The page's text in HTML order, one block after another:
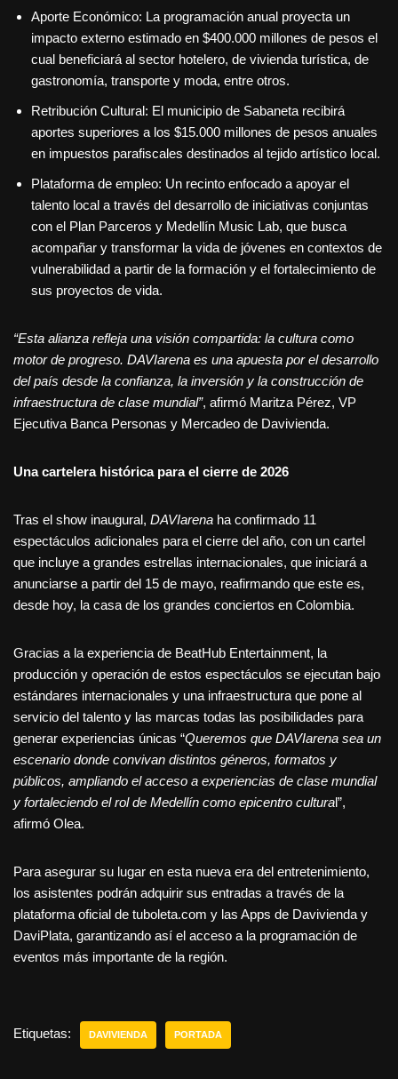
Aporte Económico: La programación anual proyecta un
impacto externo estimado en $400.000 millones de pesos el
cual beneficiará al sector hotelero, de vivienda turística, de
gastronomía, transporte y moda, entre otros.
Retribución Cultural: El municipio de Sabaneta recibirá
aportes superiores a los $15.000 millones de pesos anuales
en impuestos parafiscales destinados al tejido artístico local.
Plataforma de empleo: Un recinto enfocado a apoyar el
talento local a través del desarrollo de iniciativas conjuntas
con el Plan Parceros y Medellín Music Lab, que busca
acompañar y transformar la vida de jóvenes en contextos de
vulnerabilidad a partir de la formación y el fortalecimiento de
sus proyectos de vida.
“Esta alianza refleja una visión compartida: la cultura como
motor de progreso. DAVIarena es una apuesta por el desarrollo
del país desde la confianza, la inversión y la construcción de
infraestructura de clase mundial”, afirmó Maritza Pérez, VP
Ejecutiva Banca Personas y Mercadeo de Davivienda.
Una cartelera histórica para el cierre de 2026
Tras el show inaugural, DAVIarena ha confirmado 11
espectáculos adicionales para el cierre del año, con un cartel
que incluye a grandes estrellas internacionales, que iniciará a
anunciarse a partir del 15 de mayo, reafirmando que este es,
desde hoy, la casa de los grandes conciertos en Colombia.
Gracias a la experiencia de BeatHub Entertainment, la
producción y operación de estos espectáculos se ejecutan bajo
estándares internacionales y una infraestructura que pone al
servicio del talento y las marcas todas las posibilidades para
generar experiencias únicas “Queremos que DAVIarena sea un
escenario donde convivan distintos géneros, formatos y
públicos, ampliando el acceso a experiencias de clase mundial
y fortaleciendo el rol de Medellín como epicentro cultural”,
afirmó Olea.
Para asegurar su lugar en esta nueva era del entretenimiento,
los asistentes podrán adquirir sus entradas a través de la
plataforma oficial de tuboleta.com y las Apps de Davivienda y
DaviPlata, garantizando así el acceso a la programación de
eventos más importante de la región.
Etiquetas: DAVIVIENDA PORTADA